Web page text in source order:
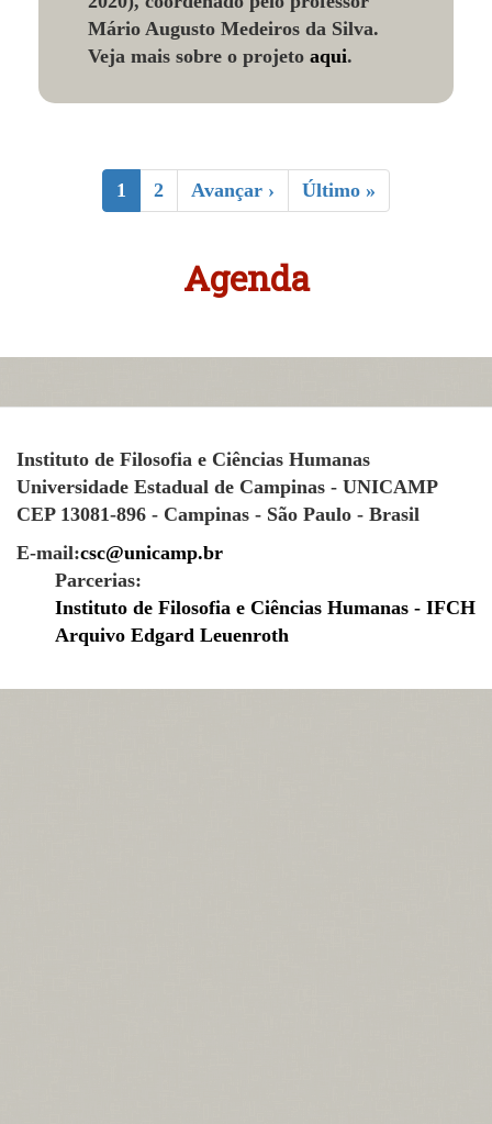
Mário Augusto Medeiros da Silva.
Veja mais sobre o projeto aqui.
Paginação
Página
atual
1 Página
2
Próxima
página
Avançar ›
Última
página
Último »
Agenda
Instituto de Filosofia e Ciências Humanas
Universidade Estadual de Campinas - UNICAMP
CEP 13081-896 - Campinas - São Paulo - Brasil
E-mail:csc@unicamp.br
Parcerias:
Instituto de Filosofia e Ciências Humanas - IFCH
Arquivo Edgard Leuenroth